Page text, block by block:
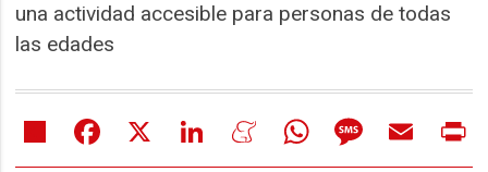
una actividad accesible para personas de todas
las edades
Share Facebook LinkedIn MeneameWhatsAppMessageEmail